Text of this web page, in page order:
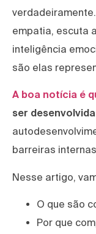
empatia, escuta
inteligência
são elas
A boa notícia é
ser
barreiras
Nesse artigo,
O que são
Por que